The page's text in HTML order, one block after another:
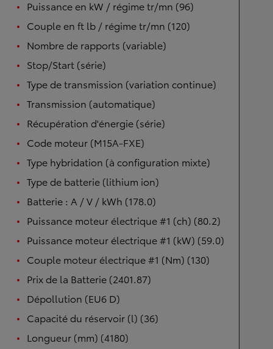
Puissance en kW / régime tr/mn (96)
Couple en ft lb / régime tr/mn (120)
Nombre de rapports (variable)
Stop/Start (série)
Type de transmission (variation continue)
Transmission (automatique)
Récupération d'énergie (série)
Code moteur (M15A-FXE)
Type hybridation (à configuration mixte)
Type de batterie (lithium ion)
Batterie : A / V / kWh (178.0)
Puissance moteur électrique #1 (ch) (80.2)
Puissance moteur électrique #1 (kW) (59.0)
Couple moteur électrique #1 (Nm) (130)
Prix de la Batterie (2401.87)
Dépollution (EU6 D)
Capacité du réservoir (l) (36)
Longueur (mm) (4180)